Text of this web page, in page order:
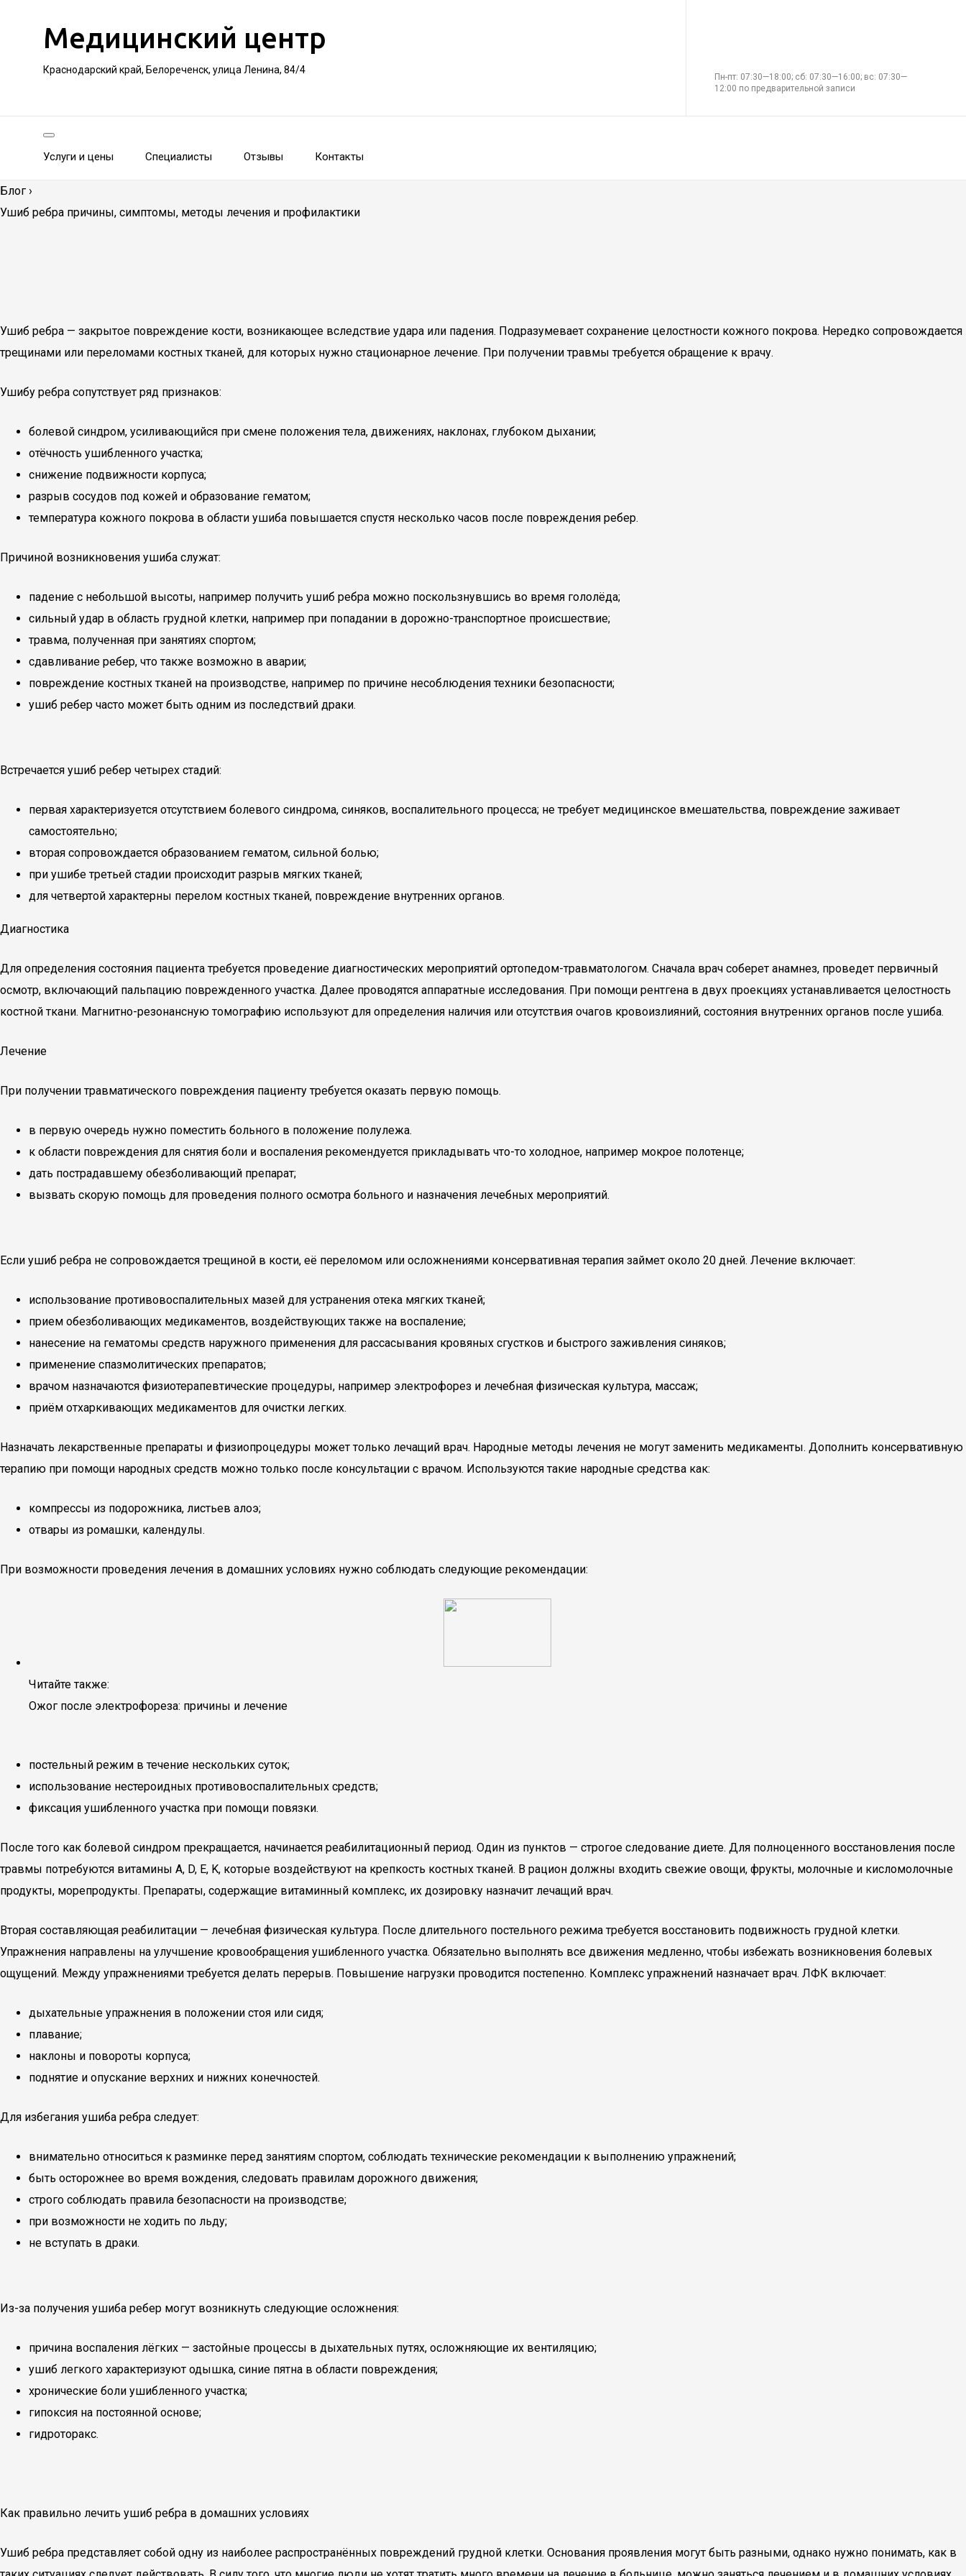
Медицинский центр
Краснодарский край, Белореченск, улица Ленина, 84/4
Пн-пт: 07:30—18:00; сб: 07:30—16:00; вс: 07:30—
12:00 по предварительной записи
Услуги и цены Специалисты Отзывы Контакты
Блог ›
Ушиб ребра причины, симптомы, методы лечения и профилактики
Ушиб ребра — закрытое повреждение кости, возникающее вследствие удара или падения. Подразумевает сохранение целостности кожного покрова. Нередко сопровождается
трещинами или переломами костных тканей, для которых нужно стационарное лечение. При получении травмы требуется обращение к врачу.
Ушибу ребра сопутствует ряд признаков:
болевой синдром, усиливающийся при смене положения тела, движениях, наклонах, глубоком дыхании;
отёчность ушибленного участка;
снижение подвижности корпуса;
разрыв сосудов под кожей и образование гематом;
температура кожного покрова в области ушиба повышается спустя несколько часов после повреждения ребер.
Причиной возникновения ушиба служат:
падение с небольшой высоты, например получить ушиб ребра можно поскользнувшись во время гололёда;
сильный удар в область грудной клетки, например при попадании в дорожно-транспортное происшествие;
травма, полученная при занятиях спортом;
сдавливание ребер, что также возможно в аварии;
повреждение костных тканей на производстве, например по причине несоблюдения техники безопасности;
ушиб ребер часто может быть одним из последствий драки.
Встречается ушиб ребер четырех стадий:
первая характеризуется отсутствием болевого синдрома, синяков, воспалительного процесса; не требует медицинское вмешательства, повреждение заживает
самостоятельно;
вторая сопровождается образованием гематом, сильной болью;
при ушибе третьей стадии происходит разрыв мягких тканей;
для четвертой характерны перелом костных тканей, повреждение внутренних органов.
Диагностика
Для определения состояния пациента требуется проведение диагностических мероприятий ортопедом-травматологом. Сначала врач соберет анамнез, проведет первичный
осмотр, включающий пальпацию поврежденного участка. Далее проводятся аппаратные исследования. При помощи рентгена в двух проекциях устанавливается целостность
костной ткани. Магнитно-резонансную томографию используют для определения наличия или отсутствия очагов кровоизлияний, состояния внутренних органов после ушиба.
Лечение
При получении травматического повреждения пациенту требуется оказать первую помощь.
в первую очередь нужно поместить больного в положение полулежа.
к области повреждения для снятия боли и воспаления рекомендуется прикладывать что-то холодное, например мокрое полотенце;
дать пострадавшему обезболивающий препарат;
вызвать скорую помощь для проведения полного осмотра больного и назначения лечебных мероприятий.
Если ушиб ребра не сопровождается трещиной в кости, её переломом или осложнениями консервативная терапия займет около 20 дней. Лечение включает:
использование противовоспалительных мазей для устранения отека мягких тканей;
прием обезболивающих медикаментов, воздействующих также на воспаление;
нанесение на гематомы средств наружного применения для рассасывания кровяных сгустков и быстрого заживления синяков;
применение спазмолитических препаратов;
врачом назначаются физиотерапевтические процедуры, например электрофорез и лечебная физическая культура, массаж;
приём отхаркивающих медикаментов для очистки легких.
Назначать лекарственные препараты и физиопроцедуры может только лечащий врач. Народные методы лечения не могут заменить медикаменты. Дополнить консервативную
терапию при помощи народных средств можно только после консультации с врачом. Используются такие народные средства как:
компрессы из подорожника, листьев алоэ;
отвары из ромашки, календулы.
При возможности проведения лечения в домашних условиях нужно соблюдать следующие рекомендации:
Читайте также:
Ожог после электрофореза: причины и лечение
постельный режим в течение нескольких суток;
использование нестероидных противовоспалительных средств;
фиксация ушибленного участка при помощи повязки.
После того как болевой синдром прекращается, начинается реабилитационный период. Один из пунктов — строгое следование диете. Для полноценного восстановления после
травмы потребуются витамины A, D, E, K, которые воздействуют на крепкость костных тканей. В рацион должны входить свежие овощи, фрукты, молочные и кисломолочные
продукты, морепродукты. Препараты, содержащие витаминный комплекс, их дозировку назначит лечащий врач.
Вторая составляющая реабилитации — лечебная физическая культура. После длительного постельного режима требуется восстановить подвижность грудной клетки.
Упражнения направлены на улучшение кровообращения ушибленного участка. Обязательно выполнять все движения медленно, чтобы избежать возникновения болевых
ощущений. Между упражнениями требуется делать перерыв. Повышение нагрузки проводится постепенно. Комплекс упражнений назначает врач. ЛФК включает:
дыхательные упражнения в положении стоя или сидя;
плавание;
наклоны и повороты корпуса;
поднятие и опускание верхних и нижних конечностей.
Для избегания ушиба ребра следует:
внимательно относиться к разминке перед занятиям спортом, соблюдать технические рекомендации к выполнению упражнений;
быть осторожнее во время вождения, следовать правилам дорожного движения;
строго соблюдать правила безопасности на производстве;
при возможности не ходить по льду;
не вступать в драки.
Из-за получения ушиба ребер могут возникнуть следующие осложнения:
причина воспаления лёгких — застойные процессы в дыхательных путях, осложняющие их вентиляцию;
ушиб легкого характеризуют одышка, синие пятна в области повреждения;
хронические боли ушибленного участка;
гипоксия на постоянной основе;
гидроторакс.
Как правильно лечить ушиб ребра в домашних условиях
Ушиб ребра представляет собой одну из наиболее распространённых повреждений грудной клетки. Основания проявления могут быть разными, однако нужно понимать, как в